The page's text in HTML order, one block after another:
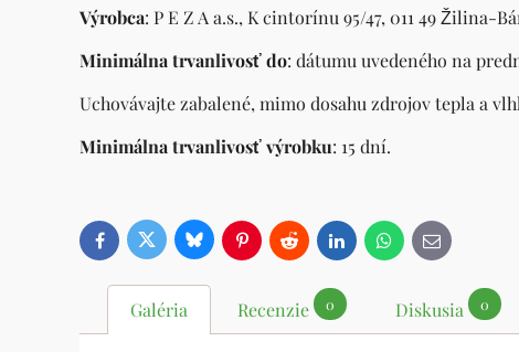
Výrobca: P E Z A a.s., K cintorínu 95/47, 011 49 Žilina-
Minimálna trvanlivosť do: dátumu uvedeného na
Uchovávajte zabalené, mimo dosahu zdrojov tepla a
Minimálna trvanlivosť výrobku: 15 dní.
FacebookTwitterBlueskyPinterestReddit LinkedInWhatsApp
E-
mail
Galéria Recenzie 0 Diskusia 0